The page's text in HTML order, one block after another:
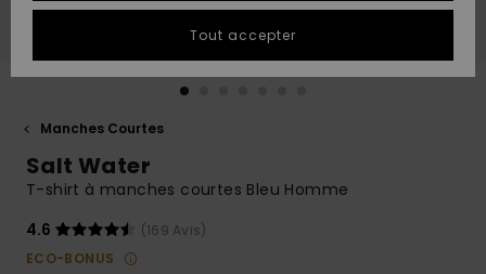
Démarrez
pour obtenir
Démarrer
conversation
COLLECTION
CARTE
CADEAU
LISTE DE
SOUHAITS
Manches Courtes
Salt Water
T-shirt à manches courtes Bleu Homme
4.6
(169 Avis)
ECO-BONUS
Tout accepter